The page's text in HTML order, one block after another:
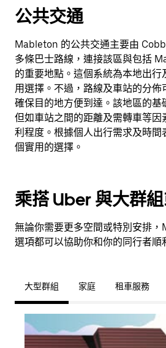
公共交通
Mableton 的公共交通主要由
多條巴士路線，連接該區與包括
的重要地點。這個系統為本地出
用選擇。不過，路線及車站的分
確保目的地方便到達。該地區的基
但如車站之間的距離及需轉車等因
利程度。根據個人出行需求及時間
個實用的選擇。
乘搭 Uber 與大群
無論你需要更多空間或特別安排
選項都可以協助你和你的同行者順
大型群組 家庭 租車服務